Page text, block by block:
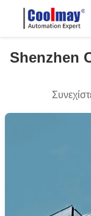
Shenzhen